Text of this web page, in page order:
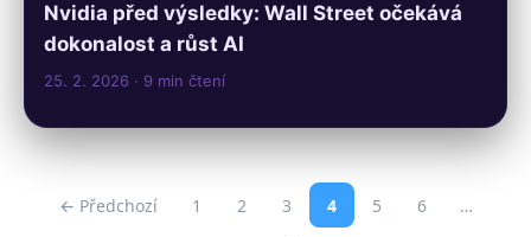
Nvidia před výsledky: Wall Street očekává
dokonalost a růst AI
25. 2. 2026 · 9 min čtení
← Předchozí 1 2 3 4 5 6
…